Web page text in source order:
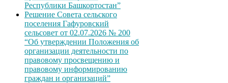
Республики Башкортостан”
Решение Совета сельского
поселения Гафуровский
сельсовет от 02.07.2026 № 200
“Об утверждении Положения об
организации деятельности по
правовому просвещению и
правовому информированию
граждан и организаций”